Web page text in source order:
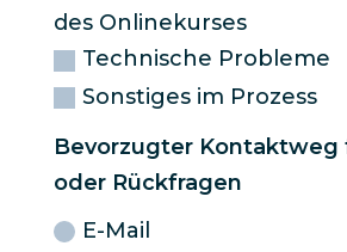
des Onlinekurses
Technische Probleme
Sonstiges im Prozess
Bevorzugter Kontaktweg
oder Rückfragen
E-Mail